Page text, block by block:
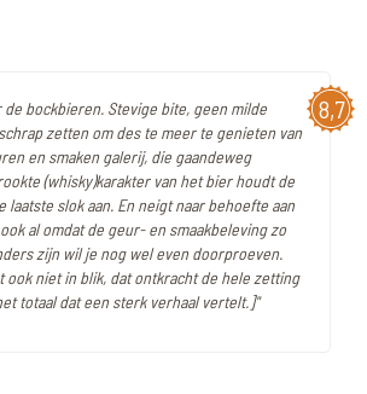
8,7
de bockbieren. Stevige bite, geen milde
zetten om des te meer te genieten van
en smaken galerij, die gaandeweg
(whisky)karakter van het bier houdt de
laatste slok aan. En neigt naar behoefte aan
al omdat de geur- en smaakbeleving zo
zijn wil je nog wel even doorproeven.
niet in blik, dat ontkracht de hele zetting
totaal dat een sterk verhaal vertelt.]"